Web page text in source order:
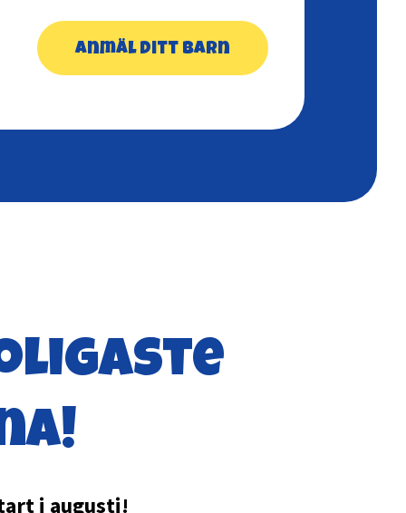
Anmäl ditt barn
i augusti!